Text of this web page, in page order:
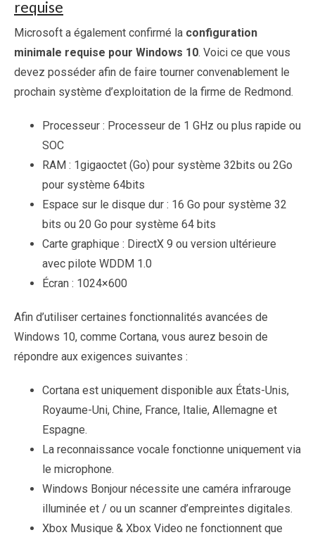
requise
Microsoft a également confirmé la configuration
minimale requise pour Windows 10. Voici ce que vous
devez posséder afin de faire tourner convenablement le
prochain système d’exploitation de la firme de Redmond.
Processeur : Processeur de 1 GHz ou plus rapide ou
SOC
RAM : 1gigaoctet (Go) pour système 32bits ou 2Go
pour système 64bits
Espace sur le disque dur : 16 Go pour système 32
bits ou 20 Go pour système 64 bits
Carte graphique : DirectX 9 ou version ultérieure
avec pilote WDDM 1.0
Écran : 1024×600
Afin d’utiliser certaines fonctionnalités avancées de
Windows 10, comme Cortana, vous aurez besoin de
répondre aux exigences suivantes :
Cortana est uniquement disponible aux États-Unis,
Royaume-Uni, Chine, France, Italie, Allemagne et
Espagne.
La reconnaissance vocale fonctionne uniquement via
le microphone.
Windows Bonjour nécessite une caméra infrarouge
illuminée et / ou un scanner d’empreintes digitales.
Xbox Musique & Xbox Video ne fonctionnent que